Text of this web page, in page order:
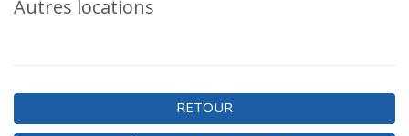
Autres locations
RETOUR